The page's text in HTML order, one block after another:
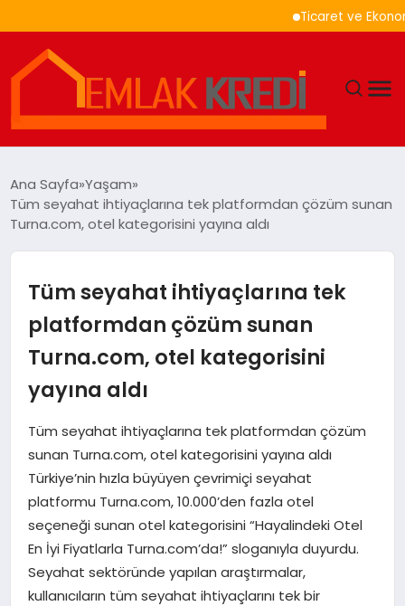
Ticaret ve Ekonomik
EKONOMI
MAGAZIN
SAĞLIK
SIYASET
SPOR
TEKNOLOJI
YAŞAM
Ana Sayfa Yaşam
Tüm seyahat ihtiyaçlarına tek platformdan çözüm sunan
Turna.com, otel kategorisini yayına aldı
Tüm seyahat ihtiyaçlarına tek
platformdan çözüm sunan
Turna.com, otel kategorisini
yayına aldı
Tüm seyahat ihtiyaçlarına tek platformdan çözüm
sunan Turna.com, otel kategorisini yayına aldı
Türkiye’nin hızla büyüyen çevrimiçi seyahat
platformu Turna.com, 10.000’den fazla otel
seçeneği sunan otel kategorisini “Hayalindeki Otel
En İyi Fiyatlarla Turna.com’da!” sloganıyla duyurdu.
Seyahat sektöründe yapılan araştırmalar,
kullanıcıların tüm seyahat ihtiyaçlarını tek bir